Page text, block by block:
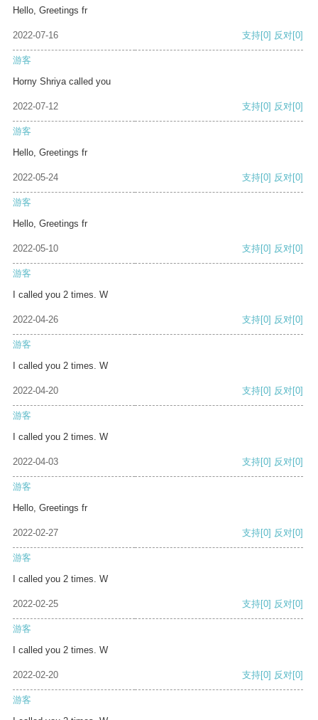
Hello, Greetings fr
2022-07-16 支持[0] 反对[0]
游客
Horny Shriya called you
2022-07-12 支持[0] 反对[0]
游客
Hello, Greetings fr
2022-05-24 支持[0] 反对[0]
游客
Hello, Greetings fr
2022-05-10 支持[0] 反对[0]
游客
I called you 2 times. W
2022-04-26 支持[0] 反对[0]
游客
I called you 2 times. W
2022-04-20 支持[0] 反对[0]
游客
I called you 2 times. W
2022-04-03 支持[0] 反对[0]
游客
Hello, Greetings fr
2022-02-27 支持[0] 反对[0]
游客
I called you 2 times. W
2022-02-25 支持[0] 反对[0]
游客
I called you 2 times. W
2022-02-20 支持[0] 反对[0]
游客